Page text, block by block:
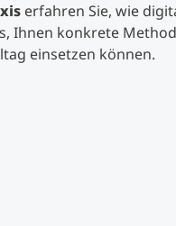
erfahren Sie, wie
Ihnen konkrete
einsetzen können.